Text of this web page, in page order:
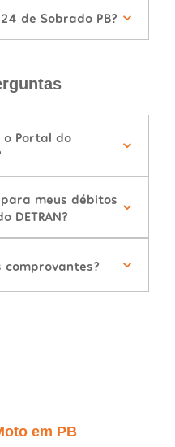
de Sobrado PB?
o Portal do
meus débitos
DETRAN?
comprovantes?
em PB